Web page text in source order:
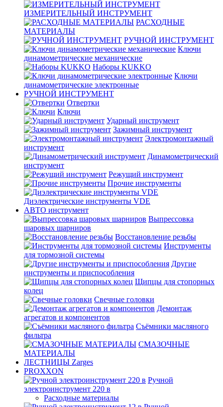
ИЗМЕРИТЕЛЬНЫЙ ИНСТРУМЕНТ
РАСХОДНЫЕ
МАТЕРИАЛЫ
РУЧНОЙ ИНСТРУМЕНТ
Ключи
динамометрические механические
Наборы KUKKO
Ключи
динамометрические электронные
РУЧНОЙ ИНСТРУМЕНТ
Отвертки
Ключи
Ударный инструмент
Зажимный инструмент
Электромонтажный
инструмент
Динамометрический
инструмент
Режущий инструмент
Прочие инструменты
Диэлектрические инструменты VDE
АВТО инструмент
Выпрессовка
шаровых шарниров
Восстановление резьбы
Инструменты
для тормозной системы
Другие
инструменты и приспособления
Щипцы для стопорных
колец
Свечные головки
Демонтаж
агрегатов и компонентов
Съёмники масляного
фильтра
СМАЗОЧНЫЕ
МАТЕРИАЛЫ
ЛЕСТНИЦЫ Zarges
PROXXON
Ручной
электроинструмент 220 в
Расходные материалы